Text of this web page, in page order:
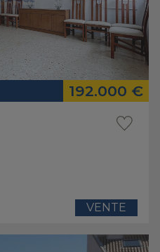
192.000 €
VENTE